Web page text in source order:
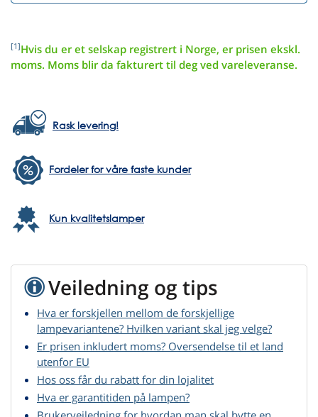
[1]Hvis du er et selskap registrert i Norge, er prisen ekskl.
moms. Moms blir da fakturert til deg ved vareleveranse.
Rask levering!
Fordeler for våre faste kunder
Kun kvalitetslamper
Veiledning og tips
Hva er forskjellen mellom de forskjellige
lampevariantene? Hvilken variant skal jeg velge?
Er prisen inkludert moms? Oversendelse til et land
utenfor EU
Hos oss får du rabatt for din lojalitet
Hva er garantitiden på lampen?